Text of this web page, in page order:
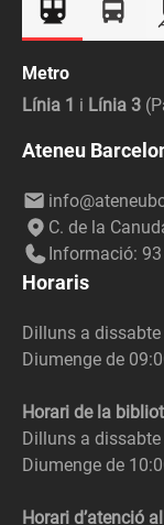
Metro
Línia 1 i Línia 3
Ateneu
C. de la
Informació:
Horaris
Dilluns a
Diumenge de
Horari de la
Dilluns a
Diumenge de
Horari d’atenció